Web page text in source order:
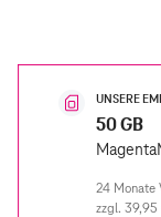
UNSERE
50 GB
zzgl. 39,95